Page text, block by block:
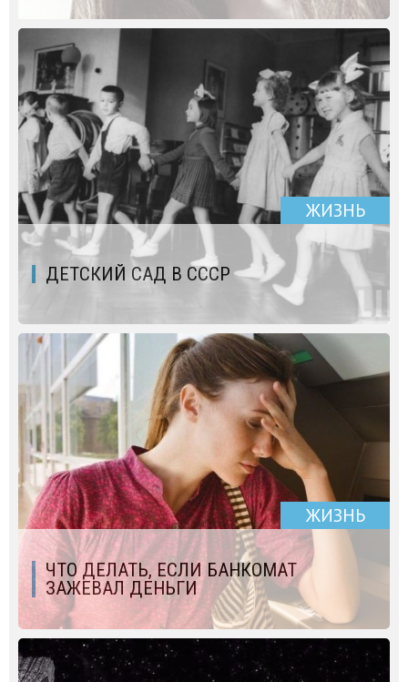
ЖИЗНЬ
ДЕТСКИЙ САД В СССР
ЖИЗНЬ
ЧТО ДЕЛАТЬ, ЕСЛИ БАНКОМАТ
ЗАЖЕВАЛ ДЕНЬГИ